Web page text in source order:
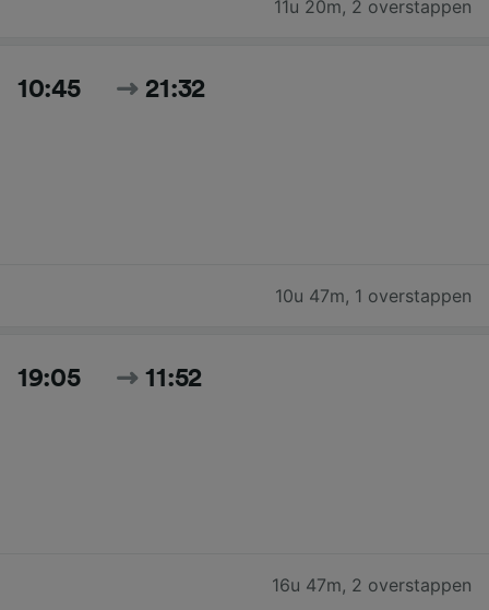
11u 20m, 2 overstappen
10:45 21:32
10u 47m, 1 overstappen
19:05 11:52
16u 47m, 2 overstappen